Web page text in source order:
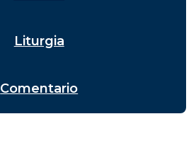
Liturgia
Comentario